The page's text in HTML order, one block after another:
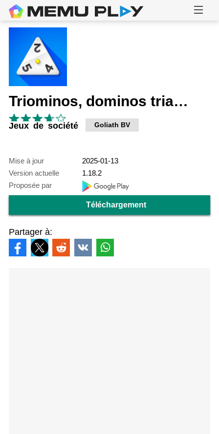
Triominos, dominos triangles
Jeux de société Goliath BV
Mise à jour
2025-01-13
Version actuelle
1.18.2
Proposée par
Téléchargement
Partager à: